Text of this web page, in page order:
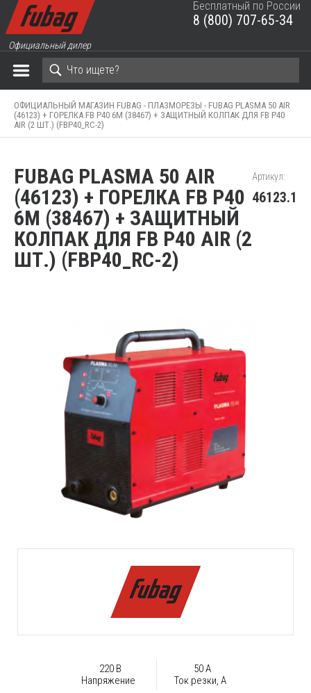
Официальный дилер
Бесплатный по России
8 (800) 707-65-34
ОФИЦИАЛЬНЫЙ МАГАЗИН FUBAG - ПЛАЗМОРЕЗЫ - FUBAG PLASMA 50 AIR
(46123) + ГОРЕЛКА FB P40 6M (38467) + ЗАЩИТНЫЙ КОЛПАК ДЛЯ FB P40
AIR (2 ШТ.) (FBP40_RC-2)
FUBAG PLASMA 50 AIR
(46123) + ГОРЕЛКА FB P40
6M (38467) + ЗАЩИТНЫЙ
КОЛПАК ДЛЯ FB P40 AIR (2
ШТ.) (FBP40_RC-2)
Артикул:
46123.1
220 В
Напряжение
50 А
Ток резки, А
ЗАКРЫТЬ КОРЗИНУ